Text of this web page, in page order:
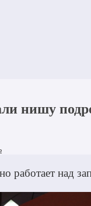
нишу
работает над